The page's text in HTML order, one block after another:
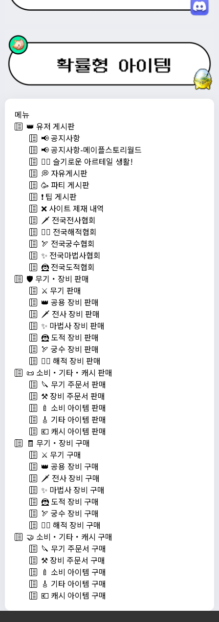
메뉴
👑 유저 게시판
📢 공지사항
📢 공지사항-메이플스토리월드
💁‍♂ 슬기로운 아르테일 생활!
💭 자유게시판
🥳 파티 게시판
❗️ 팁 게시판
❌ 사이트 제재 내역
🗡️ 전국전사협회
🏴‍☠️ 전국해적협회
🏹 전국궁수협회
✨ 전국마법사협회
🦹 전국도적협회
🛡️ 무기・장비 판매
⚔️ 무기 판매
👑 공용 장비 판매
🗡️ 전사 장비 판매
✨ 마법사 장비 판매
🦹 도적 장비 판매
🏹 궁수 장비 판매
🏴‍☠️ 해적 장비 판매
📜 소비・기타・캐시 판매
🔪 무기 주문서 판매
⚒️ 장비 주문서 판매
🍼 소비 아이템 판매
🎸 기타 아이템 판매
💶 캐시 아이템 판매
🧾 무기・장비 구매
⚔️ 무기 구매
👑 공용 장비 구매
🗡️ 전사 장비 구매
✨ 마법사 장비 구매
🦹 도적 장비 구매
🏹 궁수 장비 구매
🏴‍☠️ 해적 장비 구매
🤝 소비・기타・캐시 구매
🔪 무기 주문서 구매
⚒️ 장비 주문서 구매
🍼 소비 아이템 구매
🎸 기타 아이템 구매
💶 캐시 아이템 구매